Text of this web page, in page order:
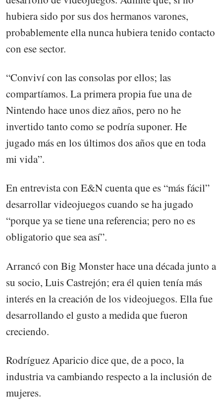
hubiera sido por sus dos hermanos varones,
probablemente ella nunca hubiera tenido contacto
con ese sector.
“Conviví con las consolas por ellos; las
compartíamos. La primera propia fue una de
Nintendo hace unos diez años, pero no he
invertido tanto como se podría suponer. He
jugado más en los últimos dos años que en toda
mi vida”.
En entrevista con E&N cuenta que es “más fácil”
desarrollar videojuegos cuando se ha jugado
“porque ya se tiene una referencia; pero no es
obligatorio que sea así”.
Arrancó con Big Monster hace una década junto a
su socio, Luis Castrejón; era él quien tenía más
interés en la creación de los videojuegos. Ella fue
desarrollando el gusto a medida que fueron
creciendo.
Rodríguez Aparicio dice que, de a poco, la
industria va cambiando respecto a la inclusión de
mujeres.